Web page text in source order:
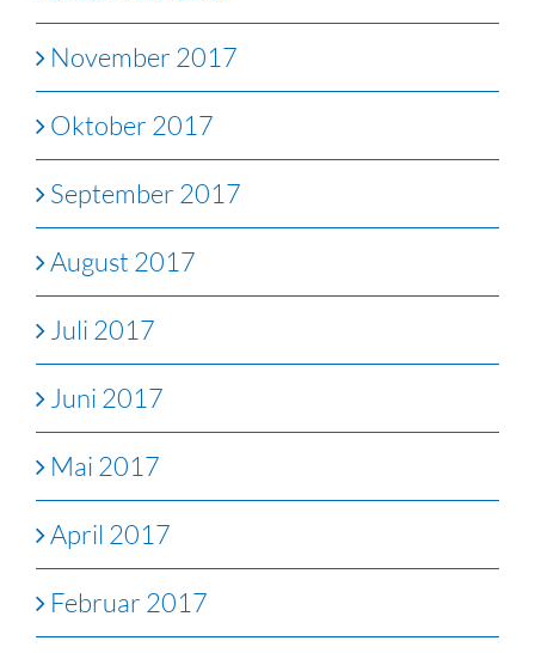
November 2017
Oktober 2017
September 2017
August 2017
Juli 2017
Juni 2017
Mai 2017
April 2017
Februar 2017